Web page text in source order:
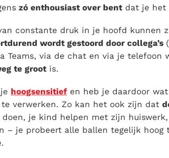
zó enthousiast over bentdat je het
constante druk in je hoofd kunnen
wordt gestoord door collega’s
Teams, via de chat en via je telefoon
te grootis.
hoogsensitief en heb je daardoor
verwerken. Zo kan het ook zijn dat
doen, je kind helpen met zijn
– je probeert alle ballen tegelijk